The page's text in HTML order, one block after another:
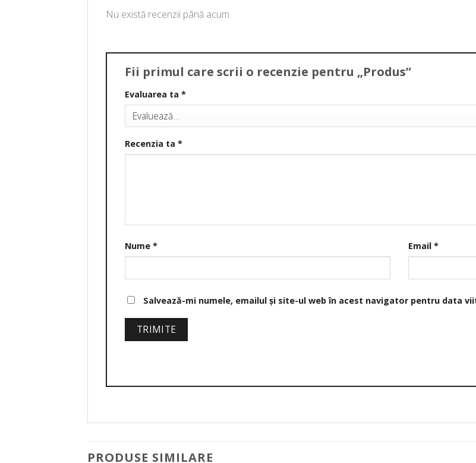
Nu există recenzii până acum.
Fii primul care scrii o recenzie pentru „Produs”
Evaluarea ta *
Recenzia ta *
Nume * Email *
Salvează-mi numele, emailul și site-ul web în acest navigator pentru data
PRODUSE SIMILARE